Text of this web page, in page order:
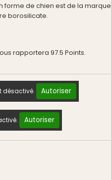
forme de chien est de la
borosilicate.
rapportera 97.5 Points.
désactivé. Autoriser
Autoriser